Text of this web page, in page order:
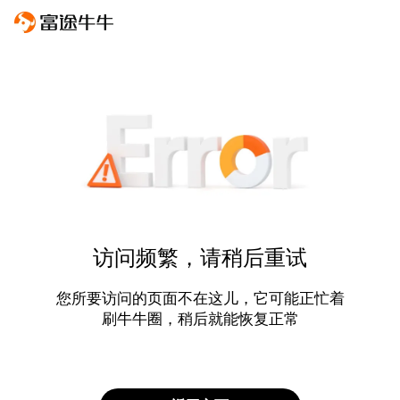
访问频繁，请稍后重试
您所要访问的页面不在这儿，它可能正忙着
刷牛牛圈，稍后就能恢复正常